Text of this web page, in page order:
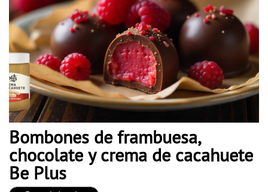
Bombones de frambuesa,
chocolate y crema de cacahuete
Be Plus